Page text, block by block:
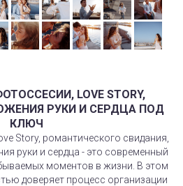
LOVE STORY,
РУКИ И СЕРДЦА ПОД
КЛЮЧ
Story, романтического свидания,
руки и сердца - это современный
моментов в жизни. В этом
доверяет процесс организации